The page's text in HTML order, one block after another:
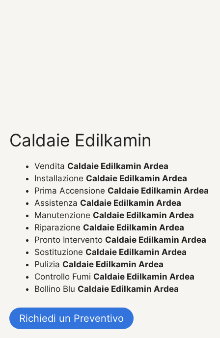
Caldaie Edilkamin
Vendita Caldaie Edilkamin Ardea
Installazione Caldaie Edilkamin Ardea
Prima Accensione Caldaie Edilkamin Ardea
Assistenza Caldaie Edilkamin Ardea
Manutenzione Caldaie Edilkamin Ardea
Riparazione Caldaie Edilkamin Ardea
Pronto Intervento Caldaie Edilkamin Ardea
Sostituzione Caldaie Edilkamin Ardea
Pulizia Caldaie Edilkamin Ardea
Controllo Fumi Caldaie Edilkamin Ardea
Bollino Blu Caldaie Edilkamin Ardea
Richiedi un Preventivo